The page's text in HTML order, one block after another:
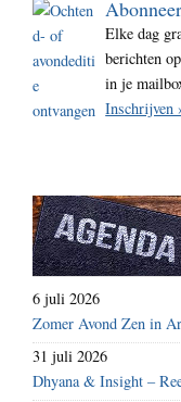
i
t
denkers
serie
ommekeer
Elke dag
berichten
in je
Inschrijven
6 juli 2026
Zomer Avond Zen in
31 juli 2026
Dhyana & Insight –